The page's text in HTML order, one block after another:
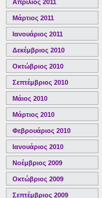
Απρίλιος 2011
Μάρτιος 2011
Ιανουάριος 2011
Δεκέμβριος 2010
Οκτώβριος 2010
Σεπτέμβριος 2010
Μάιος 2010
Μάρτιος 2010
Φεβρουάριος 2010
Ιανουάριος 2010
Νοέμβριος 2009
Οκτώβριος 2009
Σεπτέμβριος 2009